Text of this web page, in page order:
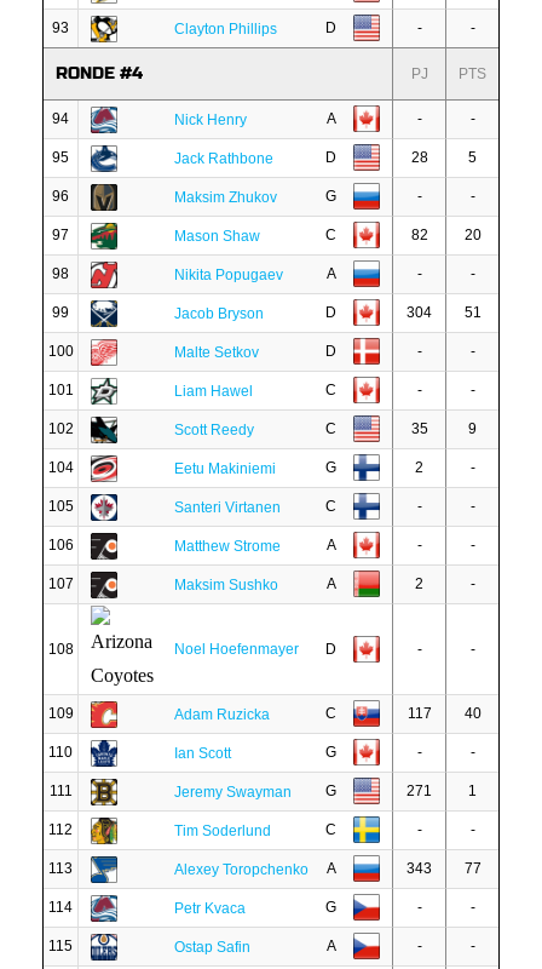
93 Clayton Phillips D - -
RONDE #4 PJ PTS
94 Nick Henry A - -
95 Jack Rathbone D 28 5
96 Maksim Zhukov G - -
97 Mason Shaw C 82 20
98 Nikita Popugaev A - -
99 Jacob Bryson D 304 51
100 Malte Setkov D - -
101 Liam Hawel C - -
102 Scott Reedy C 35 9
104 Eetu Makiniemi G 2 -
105 Santeri Virtanen C - -
106 Matthew Strome A - -
107 Maksim Sushko A 2 -
108 Noel Hoefenmayer D - -
109 Adam Ruzicka C 117 40
110 Ian Scott G - -
111 Jeremy Swayman G 271 1
112 Tim Soderlund C - -
113 Alexey Toropchenko A 343 77
114 Petr Kvaca G - -
115 Ostap Safin A - -